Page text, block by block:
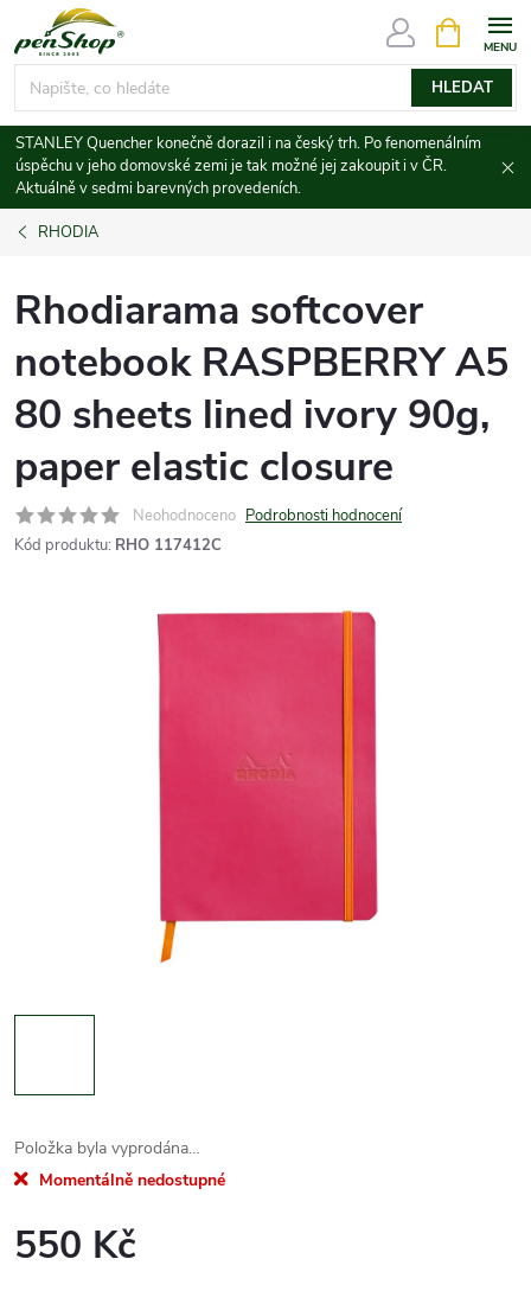
na
obsah
HLEDAT
NÁKUPNÍ
KOŠÍK
STANLEY Quencher konečně dorazil i na český trh. Po fenomenálním
úspěchu v jeho domovské zemi je tak možné jej zakoupit i v ČR.
Aktuálně v sedmi barevných provedeních.
RHODIA
Rhodiarama softcover
notebook RASPBERRY A5
80 sheets lined ivory 90g,
paper elastic closure
Neohodnoceno Podrobnosti hodnocení
Kód produktu: RHO 117412C
Položka byla vyprodána…
Momentálně nedostupné
550 Kč